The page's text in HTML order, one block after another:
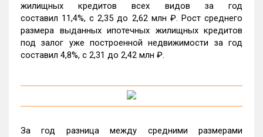
жилищных кредитов всех видов за год
составил 11,4%, c 2,35 до 2,62 млн ₽. Рост среднего
размера выданных ипотечных жилищных кредитов
под залог уже построенной недвижимости за год
составил 4,8%, c 2,31 до 2,42 млн ₽.
За год разница между средними размерами